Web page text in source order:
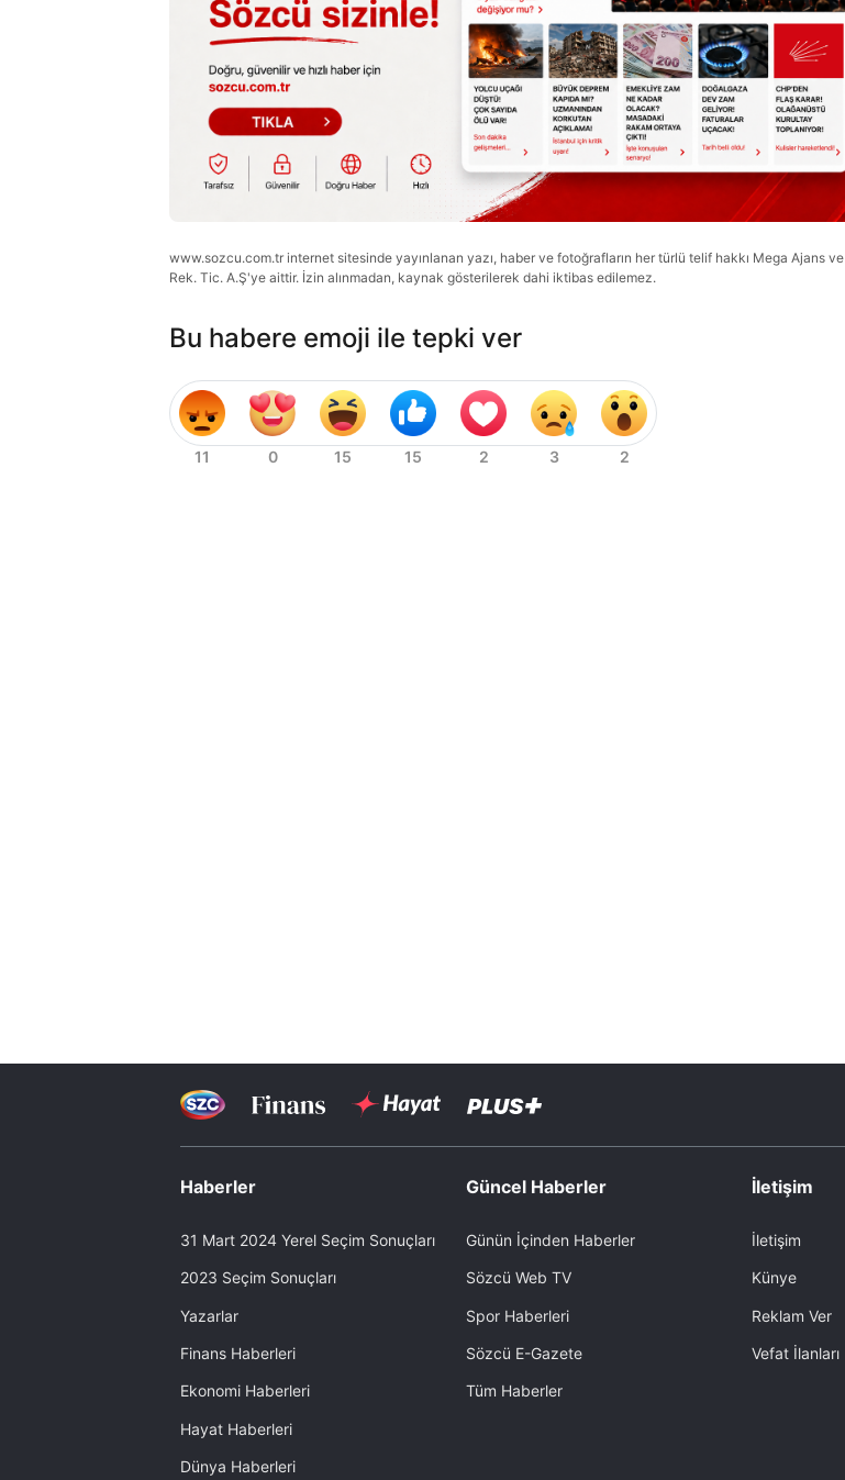
www.sozcu.com.tr internet sitesinde yayınlanan yazı, haber ve fotoğrafların her türlü telif hakkı Mega Ajans ve
Rek. Tic. A.Ş'ye aittir. İzin alınmadan, kaynak gösterilerek dahi iktibas edilemez.
Bu habere emoji ile tepki ver
Haberler
31 Mart 2024 Yerel Seçim Sonuçları
2023 Seçim Sonuçları
Yazarlar
Finans Haberleri
Ekonomi Haberleri
Hayat Haberleri
Dünya Haberleri
Güncel Haberler
Günün İçinden Haberler
Sözcü Web TV
Spor Haberleri
Sözcü E-Gazete
Tüm Haberler
İletişim
İletişim
Künye
Reklam Ver
Vefat İlanları